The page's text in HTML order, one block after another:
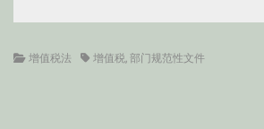
Categories
增值税法 Tags增值税, 部门规范性文件